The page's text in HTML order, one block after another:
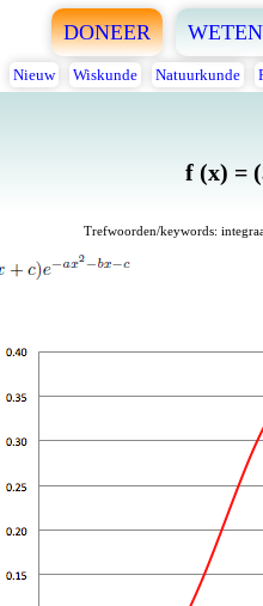
DONEER
Nieuw Wiskunde Natuurkunde
f (x) =
Trefwoorden/keywords: